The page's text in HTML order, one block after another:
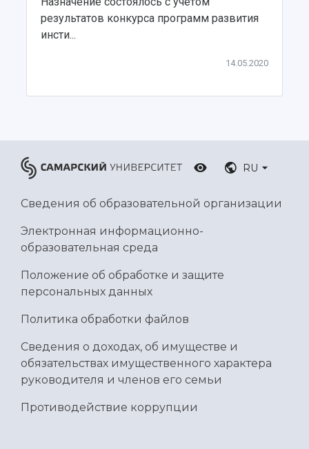
Ботанический сад
Умный дом бабочек
Международный межвузовский кампус
Сведения об образовательной организации
Официальные документы
результатов конкурса программ развития
инсти...
14.05.2020
RU
Сведения об образовательной организации
Электронная информационно-
образовательная среда
Положение об обработке и защите
персональных данных
Политика обработки файлов
Сведения о доходах, об имуществе и
обязательствах имущественного характера
руководителя и членов его семьи
Противодействие коррупции